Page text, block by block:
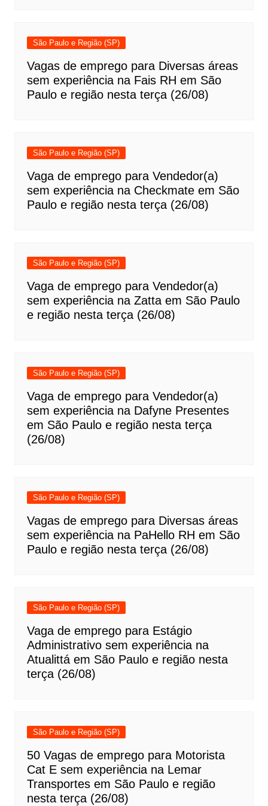
São Paulo e Região (SP)
Vagas de emprego para Diversas áreas
sem experiência na Fais RH em São
Paulo e região nesta terça (26/08)
São Paulo e Região (SP)
Vaga de emprego para Vendedor(a)
sem experiência na Checkmate em São
Paulo e região nesta terça (26/08)
São Paulo e Região (SP)
Vaga de emprego para Vendedor(a)
sem experiência na Zatta em São Paulo
e região nesta terça (26/08)
São Paulo e Região (SP)
Vaga de emprego para Vendedor(a)
sem experiência na Dafyne Presentes
em São Paulo e região nesta terça
(26/08)
São Paulo e Região (SP)
Vagas de emprego para Diversas áreas
sem experiência na PaHello RH em São
Paulo e região nesta terça (26/08)
São Paulo e Região (SP)
Vaga de emprego para Estágio
Administrativo sem experiência na
Atualittá em São Paulo e região nesta
terça (26/08)
São Paulo e Região (SP)
50 Vagas de emprego para Motorista
Cat E sem experiência na Lemar
Transportes em São Paulo e região
nesta terça (26/08)